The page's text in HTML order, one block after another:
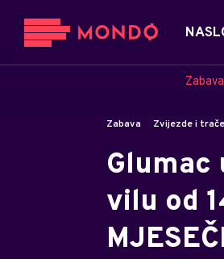
Zabava Zvijezde i
Glumac
vilu od